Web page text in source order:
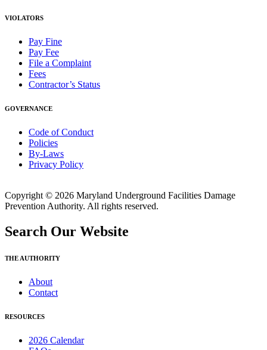
VIOLATORS
Pay Fine
Pay Fee
File a Complaint
Fees
Contractor’s Status
GOVERNANCE
Code of Conduct
Policies
By-Laws
Privacy Policy
Copyright © 2026 Maryland Underground Facilities Damage
Prevention Authority. All rights reserved.
Search Our Website
THE AUTHORITY
About
Contact
RESOURCES
2026 Calendar